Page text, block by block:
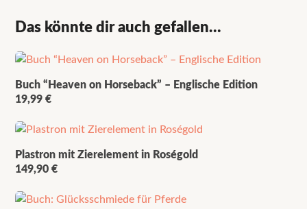
Das könnte dir auch gefallen…
Buch “Heaven on Horseback” – Englische Edition
19,99€
Plastron mit Zierelement in Roségold
149,90€